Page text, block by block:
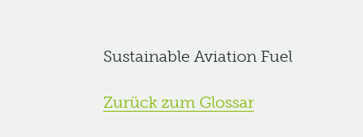
Sustainable Aviation Fuel
Zurück zum Glossar